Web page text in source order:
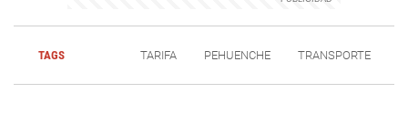
TAGS TARIFA PEHUENCHE TRANSPORTE